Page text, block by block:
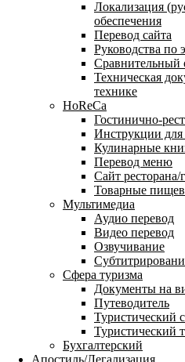
Локализация
обеспечения
Перевод сайта
Руководства по
Сравнительный
Техническая
технике
HoReCa
Гостинично-
Инструкции для
Кулинарные
Перевод меню
Сайт
Товарные
Мультимедиа
Аудио перевод
Видео перевод
Озвучивание
Сфера туризма
Документы на
Путеводитель
Туристический
Туристический
Бухгалтерский
Апостиль/Легализация